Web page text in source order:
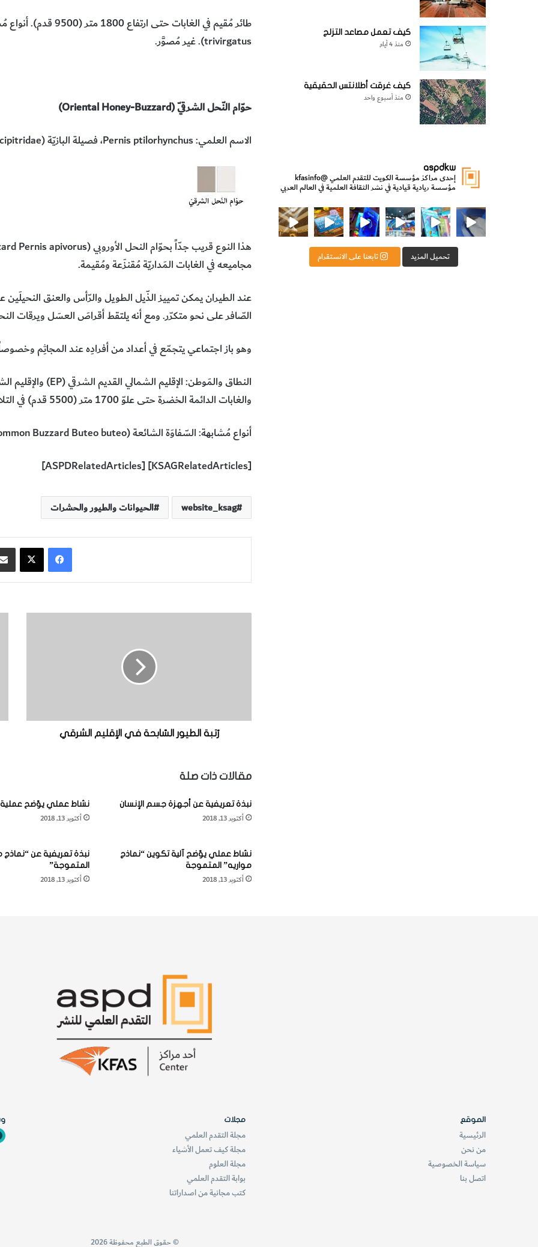
طائر مُقيم في الغابات حتى ارتفاع 1800 متر (9500 قدم). أنواع مُشابهة: الباز المُقنزَع (
trivirgatus). غير مُصوَّر.
حوّام النّحل الشرقيّ (Oriental Honey-Buzzard
)
الاسم العلمي:Pernis ptilorhynchus، فصيلة البازيّة (
هذا النوع قريب جدّاً بحوّام النحل الأوروبي (Pernis apivorus
مجاميعه في الغابات المَداريّة مُقنزَعة ومُقيمة.
عند الطيران يمكن تمييز الذّيل الطويل والرّأس والعنق النحيلَين
الصّافر على نحو متكرّر. ومع أنه يلتقط أقراصَ العسَل ويرقات
وهو باز اجتماعي يتجمّع في أعداد من أفرادِه عند المجاثِم
النطاق والمَوطن: الإقليم الشمالي القديم الشرقي (EP) والإقليم
والغابات الدائمة الخضرة حتى علوّ 1700 متر (5500 قدم) في التلال.
أنواع مُشابهة: السّفاوَة الشائعة (Buzzard Buteo buteo
[KSAGRelatedArticles] [ASPDRelatedArticles]
website_ksag الحيوانات والطيور والحشرات
فيسبوك ‫X
و
سّ
ا
ح
ة
ي
ا
ل
إ
رُتبة الطيور السّابحة في الإقليم الشرقي
دَ
ا
ة
مقالات ذات صلة
نبذة تعريفية عن أجهزة جسم الإنسان
أكتوبر 13, 2018
نشاط عملي يوّضح
أكتوبر 13, 2018
نشاط عملي يوّضح آلية تكوين “نماذج
مواريه” المتموجة
أكتوبر 13, 2018
نبذة تعريفية عن “نماذج
المتموجة”
أكتوبر 13, 2018
كيف تعمل مصاعد التزلج
منذ 4 أيام
كيف غرقت أطلانتس الحقيقية
منذ أسبوع واحد
aspdkw
إحدى مراكز مؤسسة الكويت للتقدم العلمي@kfasinfo
مؤسسة ريادية قيادية في نشر الثقافة العلمية في العالم العربي
ووزير الدولة لشؤون الش
من الأعماق نكتشف ومن الكتب نتعلّم⁨ رجعنا! ما كنّا بعيد! مجهزين لكم كل جديد!⁩
تحميل المزيد تابعنا على الانستقرام
الموقع
الرئيسية
من نحن
سياسة الخصوصية
اتصل بنا
مجلات
مجلة التقدم العلمي
مجلة كيف تعمل الأشياء
مجلة العلوم
بوابة التقدم العلمي
كتب مجانية من اصداراتنا
© حقوق الطبع محفوظة 2026